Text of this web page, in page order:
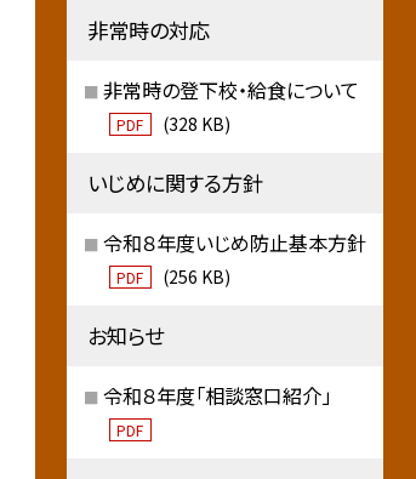
非常時の対応
非常時の登下校・給食について
PDF (328 KB)
いじめに関する方針
令和８年度いじめ防止基本方針
PDF (256 KB)
お知らせ
令和８年度「相談窓口紹介」
PDF